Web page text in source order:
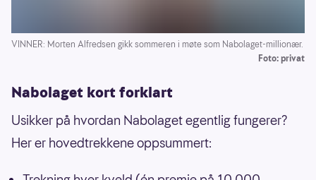
VINNER: Morten Alfredsen gikk sommeren i møte som Nabolaget-millionær.
Foto: privat
Nabolaget kort forklart
Usikker på hvordan Nabolaget egentlig fungerer?
Her er hovedtrekkene oppsummert: